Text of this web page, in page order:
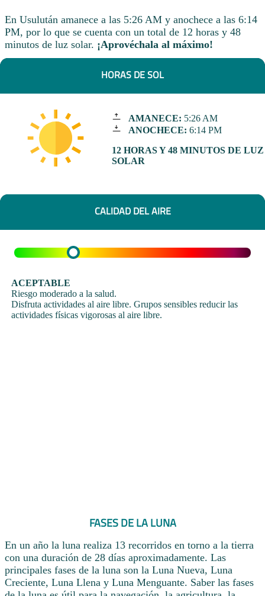
En Usulután amanece a las 5:26 AM y anochece a las 6:14
PM, por lo que se cuenta con un total de 12 horas y 48
minutos de luz solar. ¡Aprovéchala al máximo!
HORAS DE SOL
AMANECE: 5:26 AM
ANOCHECE: 6:14 PM
12 HORAS Y 48 MINUTOS DE LUZ
SOLAR
CALIDAD DEL AIRE
ACEPTABLE
Riesgo moderado a la salud.
Disfruta actividades al aire libre. Grupos sensibles reducir las
actividades físicas vigorosas al aire libre.
FASES DE LA LUNA
En un año la luna realiza 13 recorridos en torno a la tierra
con una duración de 28 días aproximadamente. Las
principales fases de la luna son la Luna Nueva, Luna
Creciente, Luna Llena y Luna Menguante. Saber las fases